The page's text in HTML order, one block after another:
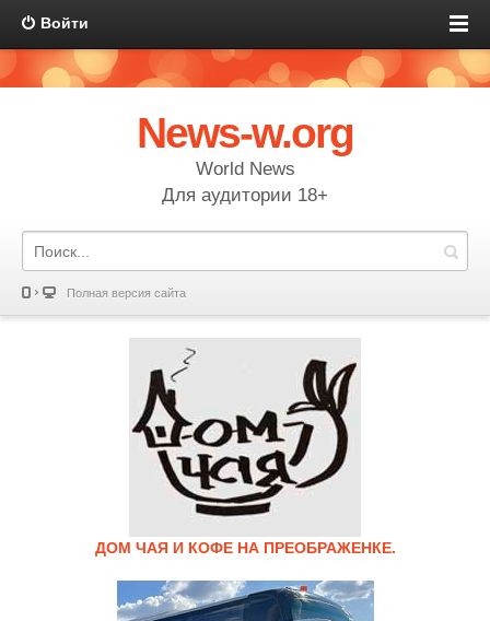
Войти
News-w.org
World News
Для аудитории 18+
Полная версия сайта
ДОМ ЧАЯ И КОФЕ НА ПРЕОБРАЖЕНКЕ.